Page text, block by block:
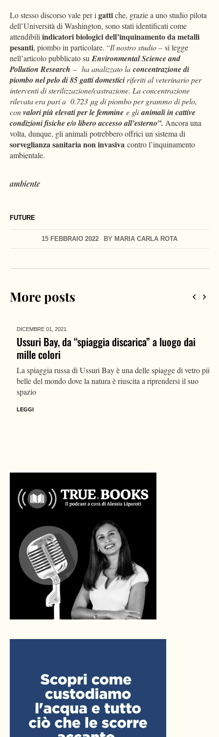
FUTURE
15 FEBBRAIO 2022 BY MARIA CARLA ROTA
Lo stesso discorso vale per i gattiche, grazie a uno studio pilota
dell’Università di Washington, sono stati identificati come
attendibili indicatori biologici dell’inquinamento da metalli
pesanti, piombo in particolare. “Il nostro studio – si legge
nell’articolo pubblicato su Environmental Science and
Pollution Research – ha analizzato la concentrazione di
piombo nel pelo di 85 gatti domestici riferiti al veterinario per
interventi di sterilizzazione/castrazione. La concentrazione
rilevata era pari a 0.723 μg di piombo per grammo di pelo,
convalori più elevati per le femmine e glianimali in cattive
condizioni fisiche e/o libero accesso all’esterno”. Ancora una
volta, dunque, gli animali potrebbero offrici un sistema di
sorveglianza sanitaria non invasiva contro l’inquinamento
ambientale.
ambiente
More posts
DICEMBRE 01,2021
Ussuri Bay, da “spiaggia discarica” a luogo dai
mille colori
La spiaggia russa di Ussuri Bay è una delle spiagge di vetro più
belle del mondo dove la natura è riuscita a riprendersi il suo
spazio
LEGGI